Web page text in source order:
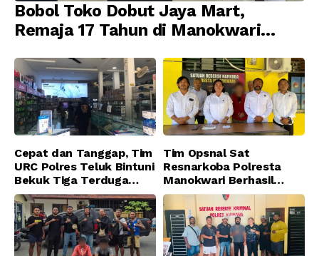
Bobol Toko Dobut Jaya Mart,
Remaja 17 Tahun di Manokwari
Jatanras Polda Papua Barat
Cepat dan Tanggap, Tim
URC Polres Teluk Bintuni
Bekuk Tiga Terduga
Pelaku Pencurian di SMA
Sanawesen
Tim Opsnal Sat
Resnarkoba Polresta
Manokwari Berhasil
Ungkap Kasus Tindak
Pidana Narkotika
Golongan I Jenis Shabu
di SP 4 Distrik Prafi kab.
Manokwari